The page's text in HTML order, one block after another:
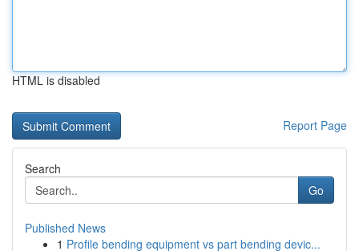
HTML is disabled
Report Page
Search
Go
Published News
1 Profile bending equipment vs part bending devic...